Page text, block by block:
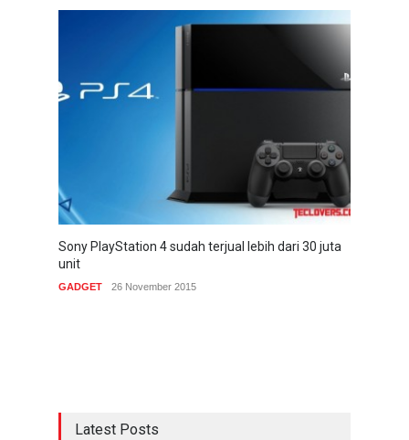
Sony PlayStation 4 sudah terjual lebih dari 30 juta
unit
GADGET 26 November 2015
Latest Posts